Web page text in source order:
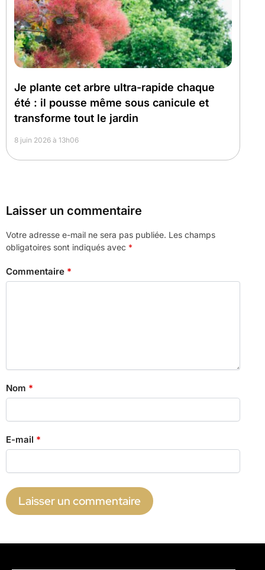
Je plante cet arbre ultra-rapide chaque
été : il pousse même sous canicule et
transforme tout le jardin
8 juin 2026 à 13h06
Laisser un commentaire
Votre adresse e-mail ne sera pas publiée. Les champs
obligatoires sont indiqués avec *
Commentaire *
Nom *
E-mail *